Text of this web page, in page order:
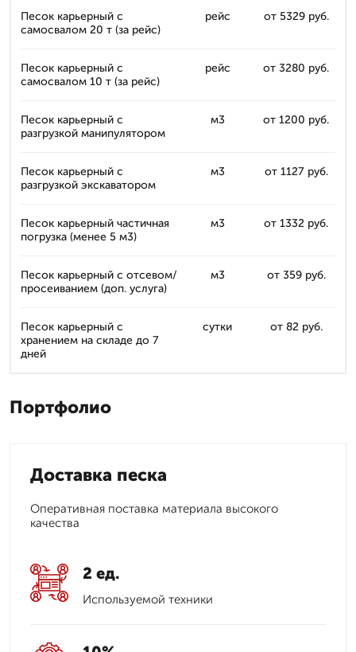
Песок карьерный с
самосвалом 20 т (за рейс)
рейс от 5329 руб.
Песок карьерный с
самосвалом 10 т (за рейс)
рейс от 3280 руб.
Песок карьерный с
разгрузкой манипулятором
м3 от 1200 руб.
Песок карьерный с
разгрузкой экскаватором
м3 от 1127 руб.
Песок карьерный частичная
погрузка (менее 5 м3)
м3 от 1332 руб.
Песок карьерный с отсевом/
просеиванием (доп. услуга)
м3 от 359 руб.
Песок карьерный с
хранением на складе до 7
дней
сутки от 82 руб.
Портфолио
Доставка песка
Оперативная поставка материала высокого
качества
2 ед.
Используемой техники